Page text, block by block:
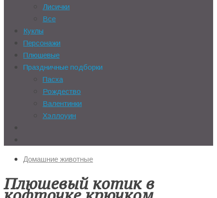
Лисички
Все
Куклы
Персонажи
Плюшевые
Праздничные подборки
Пасха
Рождество
Валентинки
Хэллоуин
Домашние животные
Плюшевый котик в